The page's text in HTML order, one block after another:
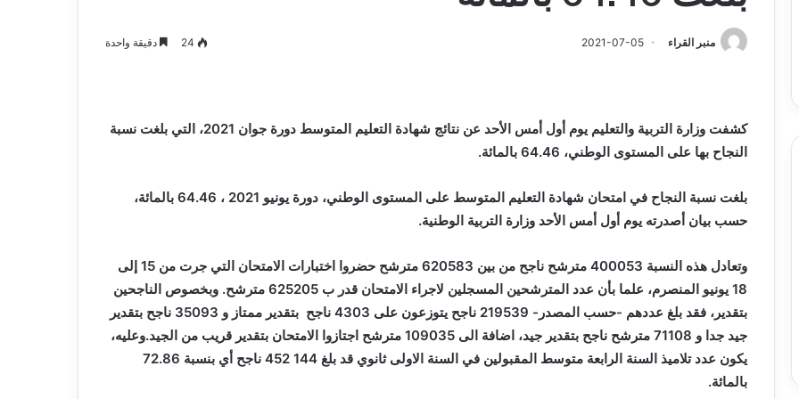
منبر القراء 2021-07-05
24 دقيقة واحدة
كشفت وزارة التربية والتعليم يوم أول أمس الأحد عن نتائج شهادة التعليم المتوسط دورة جوان 2021، التي بلغت نسبة
النجاح بها على المستوى الوطني، 64.46 بالمائة.
بلغت نسبة النجاح في امتحان شهادة التعليم المتوسط على المستوى الوطني، دورة يونيو 2021 ، 64.46 بالمائة،
حسب بيان أصدرته يوم أول أمس الأحد وزارة التربية الوطنية.
وتعادل هذه النسبة 400053 مترشح ناجح من بين 620583 مترشح حضروا اختبارات الامتحان التي جرت من 15 إلى
18 يونيو المنصرم، علما بأن عدد المترشحين المسجلين لاجراء الامتحان قدر ب 625205 مترشح. وبخصوص الناجحين
بتقدير، فقد بلغ عددهم -حسب المصدر- 219539 ناجح يتوزعون على 4303 ناجح بتقدير ممتاز و 35093 ناجح بتقدير
جيد جدا و 71108 مترشح ناجح بتقدير جيد، اضافة الى 109035 مترشح اجتازوا الامتحان بتقدير قريب من الجيد.وعليه،
يكون عدد تلاميذ السنة الرابعة متوسط المقبولين في السنة الاولى ثانوي قد بلغ 144 452 ناجح أي بنسبة 72.86
بالمائة.
قرعة الدور التمهيدي لأبطال
وكأس الكونفدرالية يوم الخميس
الدين
بلدية أرزيو بوهران تخصص فرق لترميم